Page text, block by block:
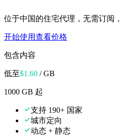
位于中国的住宅代理，无需订阅
开始使用查看价格
包含内容
低至$1.60 / GB
1000 GB 起
支持 190+ 国家
城市定向
动态 + 静态